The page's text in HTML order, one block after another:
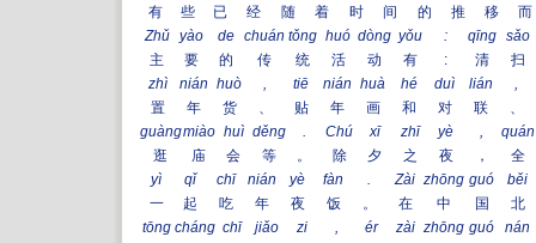
有
些 已 经 随 着 时 间 的 推 移
而
Zhǔ
yào de chuán tǒng huó dòng yǒu : qīng
sǎo
主
要 的 传 统 活 动 有 : 清
扫
zhì
nián huò , tiē nián huà hé duì lián
,
置
年 货 、 贴 年 画 和 对 联
、
guàngmiào huì děng . Chú xī zhī yè ,
quán
逛
庙 会 等 。 除 夕 之 夜 ，
全
yì
qǐ chī nián yè fàn . Zài zhōng guó
běi
一
起 吃 年 夜 饭 。 在 中 国
北
tōng cháng chī jiǎo zi , ér zài zhōng guó nán